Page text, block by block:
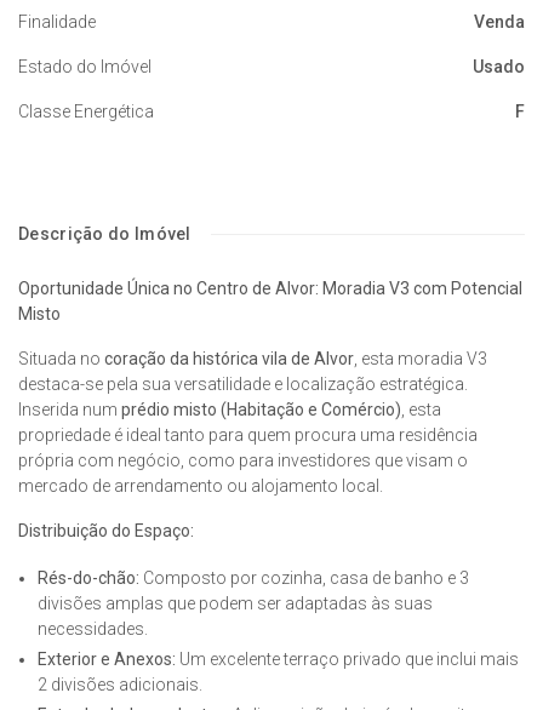
Finalidade Venda
Estado do Imóvel Usado
Classe Energética F
Descrição do Imóvel
Oportunidade Única no Centro de Alvor: Moradia V3 com Potencial
Misto
Situada no coração da histórica vila de Alvor , esta moradia V3
destaca-se pela sua versatilidade e localização estratégica.
Inserida num prédio misto (Habitação e Comércio) , esta
propriedade é ideal tanto para quem procura uma residência
própria com negócio, como para investidores que visam o
mercado de arrendamento ou alojamento local.
Distribuição do Espaço:
Rés-do-chão: Composto por cozinha, casa de banho e 3
divisões amplas que podem ser adaptadas às suas
necessidades.
Exterior e Anexos: Um excelente terraço privado que inclui mais
2 divisões adicionais.